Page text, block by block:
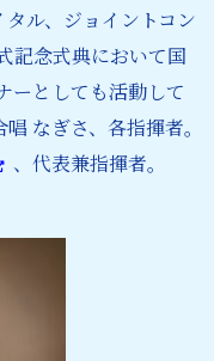
ル、ジョイントコン
記念式典において国
ーとしても活動して
なぎさ、各指揮者。
、代表兼指揮者。